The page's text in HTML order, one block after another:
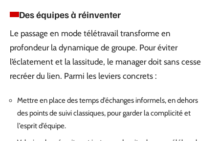
Des équipes à réinventer
Le passage en mode télétravail transforme en
profondeur la dynamique de groupe. Pour éviter
l’éclatement et la lassitude, le manager doit sans cesse
recréer du lien. Parmi les leviers concrets :
Mettre en place des temps d’échanges informels, en dehors
des points de suivi classiques, pour garder la complicité et
l’esprit d’équipe.